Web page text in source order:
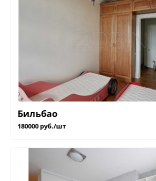
Бильбао
180000 руб./шт